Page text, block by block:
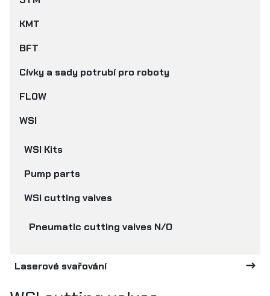
KMT
BFT
Cívky a sady potrubí pro roboty
FLOW
WSI
WSI Kits
Pump parts
WSI cutting valves
Pneumatic cutting valves N/O
Laserové svařování